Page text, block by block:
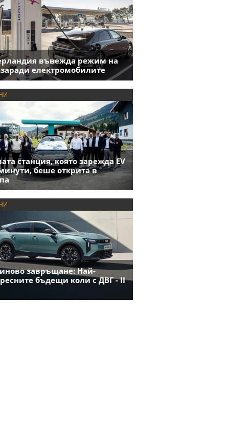
въвежда режим на
заради електромобилите
станция, която зарежда EV
беше открита в
завръщане: Най-
бъдещи коли с ДВГ - II